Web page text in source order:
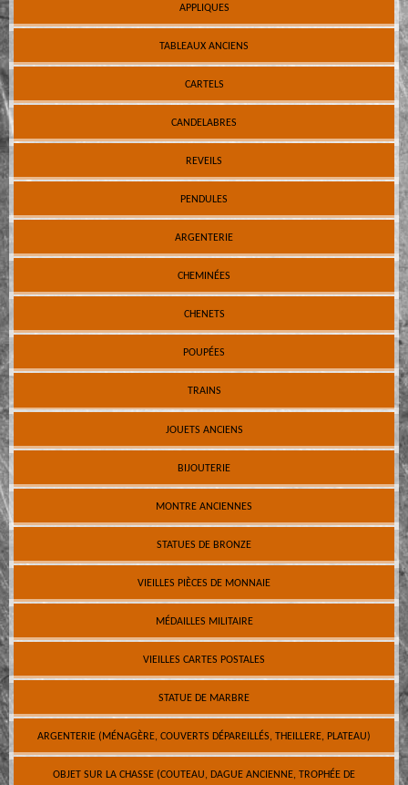
APPLIQUES
TABLEAUX ANCIENS
CARTELS
CANDELABRES
REVEILS
PENDULES
ARGENTERIE
CHEMINÉES
CHENETS
POUPÉES
TRAINS
JOUETS ANCIENS
BIJOUTERIE
MONTRE ANCIENNES
STATUES DE BRONZE
VIEILLES PIÈCES DE MONNAIE
MÉDAILLES MILITAIRE
VIEILLES CARTES POSTALES
STATUE DE MARBRE
ARGENTERIE (MÉNAGÈRE, COUVERTS DÉPAREILLÉS, THEILLERE, PLATEAU)
OBJET SUR LA CHASSE (COUTEAU, DAGUE ANCIENNE, TROPHÉE DE